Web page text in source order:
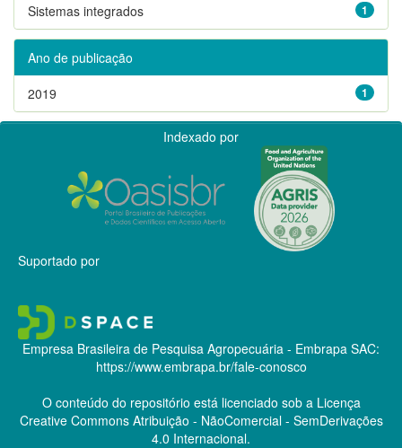
1
Sistemas integrados
Ano de publicação
1
2019
Indexado por
Suportado por
Empresa Brasileira de Pesquisa Agropecuária - Embrapa SAC:
https://www.embrapa.br/fale-conosco
O conteúdo do repositório está licenciado sob a Licença
Creative CommonsAtribuição - NãoComercial - SemDerivações
4.0 Internacional.